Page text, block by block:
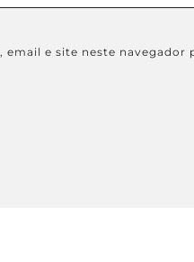
email e site neste navegador